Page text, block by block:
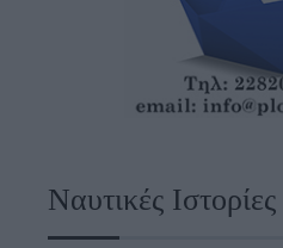
Ναυτικές Ιστορίες